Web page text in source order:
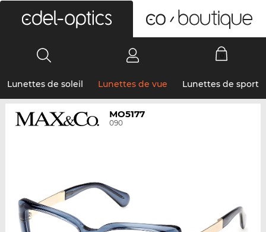
Lunettes de soleil Lunettes de vue Lunettes de sport
MO5177
090